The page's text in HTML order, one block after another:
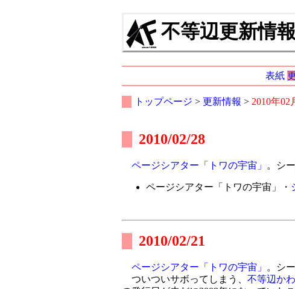
不等辺更新情報
表紙
トップページ > 更新情報 > 2010年02
2010/02/28
ページシアター「トワの宇宙」 。シ
ページシアター「トワの宇宙」・
2010/02/21
ページシアター「トワの宇宙」
。シ
ついついサボってしまう、 不等辺か